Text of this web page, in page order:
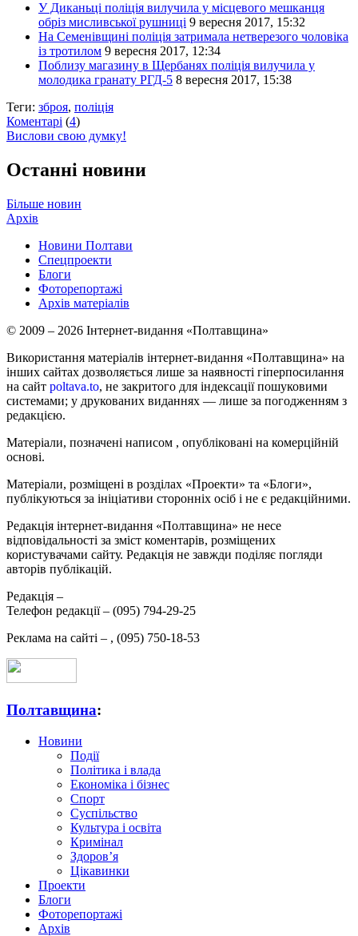
У Диканьці поліція вилучила у місцевого мешканця
обріз мисливської рушниці 9 вересня 2017, 15:32
На Семенівщині поліція затримала нетверезого чоловіка
із тротилом 9 вересня 2017, 12:34
Поблизу магазину в Щербанях поліція вилучила у
молодика гранату РГД-5 8 вересня 2017, 15:38
Теги: зброя, поліція
Коментарі (4)
Вислови свою думку!
Останні новини
Більше новин
Архів
Новини Полтави
Спецпроекти
Блоги
Фоторепортажі
Архів матеріалів
© 2009 – 2026 Інтернет-видання «Полтавщина»
Використання матеріалів інтернет-видання «Полтавщина» на
інших сайтах дозволяється лише за наявності гіперпосилання
на сайт poltava.to, не закритого для індексації пошуковими
системами; у друкованих виданнях — лише за погодженням з
редакцією.
Матеріали, позначені написом , опубліковані на комерційній
основі.
Матеріали, розміщені в розділах «Проекти» та «Блоги»,
публікуються за ініціативи сторонніх осіб і не є редакційними.
Редакція інтернет-видання «Полтавщина» не несе
відповідальності за зміст коментарів, розміщених
користувачами сайту. Редакція не завжди поділяє погляди
авторів публікацій.
Редакція –
Телефон редакції – (095) 794-29-25
Реклама на сайті – , (095) 750-18-53
Полтавщина:
Новини
Події
Політика і влада
Економіка і бізнес
Спорт
Суспільство
Культура і освіта
Кримінал
Здоров’я
Цікавинки
Проекти
Блоги
Фоторепортажі
Архів